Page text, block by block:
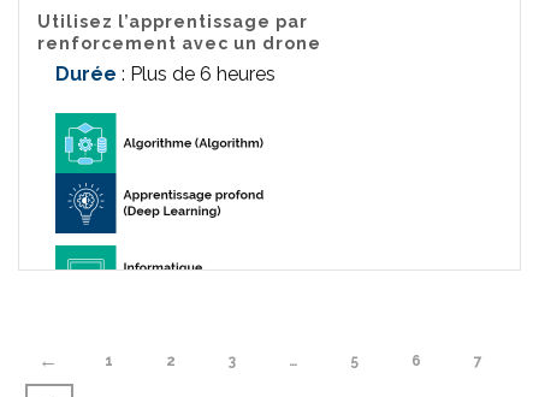
Utilisez l’apprentissage par
renforcement avec un drone
Durée : Plus de 6 heures
← 1 2 3 … 5 6 7